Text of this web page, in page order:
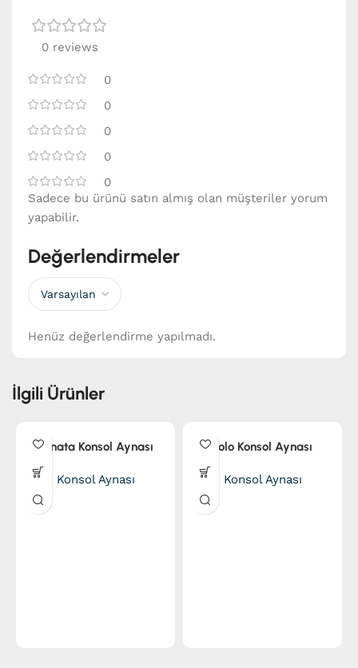
0 reviews
0
0
0
0
0
Değerlendirmeler
Henüz değerlendirme yapılmadı.
Sadece bu ürünü satın almış olan müşteriler yorum
yapabilir.
İlgili Ürünler
Renata Konsol Aynası
Konsol Aynası
Polo Konsol Aynası
Konsol Aynası